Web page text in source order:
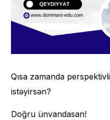
Qısa zamanda
istəyirsən?
Doğru ünvandasan!